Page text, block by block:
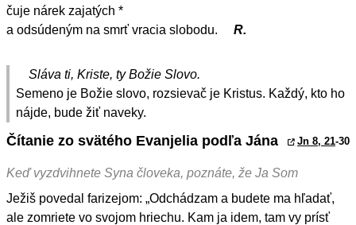
čuje nárek zajatých *
a odsúdeným na smrť vracia slobodu.
R.
Sláva ti, Kriste, ty Božie Slovo.
Semeno je Božie slovo, rozsievač je Kristus. Každý, kto ho
nájde, bude žiť naveky.
Čítanie zo svätého Evanjelia podľa Jána Jn 8, 21-30
Keď vyzdvihnete Syna človeka, poznáte, že Ja Som
Ježiš povedal farizejom: „Odchádzam a budete ma hľadať,
ale zomriete vo svojom hriechu. Kam ja idem, tam vy prísť